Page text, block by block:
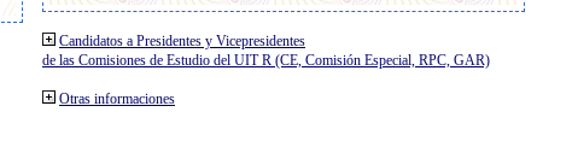
Candidatos a Presidentes y Vicepresidentes
de las Comisiones de Estudio del UIT R (CE, Comisión Especial, RPC, GAR)
Otras informaciones